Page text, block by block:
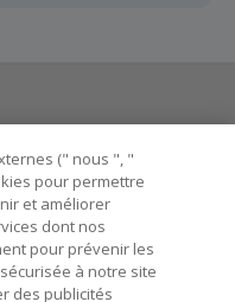
(" nous ", "
pour permettre
et améliorer
dont nos
pour prévenir les
à notre site
des publicités